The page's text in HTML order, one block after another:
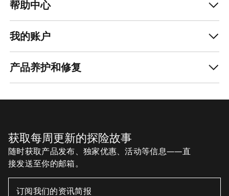
帮助中心
我的账户
产品养护和修复
获取每周更新的探险故事
随时获取产品发布、独家优惠、活动等信息——直
接发送至你的邮箱。